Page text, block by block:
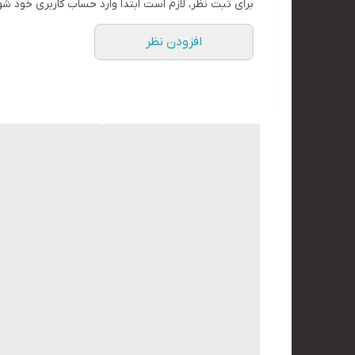
برای ثبت نظر، لازم است ابتدا وارد حساب کاربری خود
افزودن نظر